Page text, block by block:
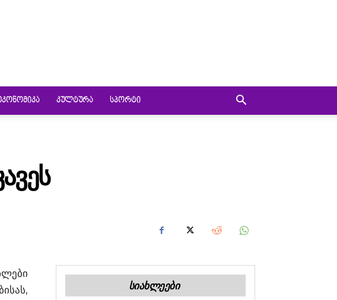
ᲙᲣᲚᲢᲣᲠᲐ ᲡᲞᲝᲠᲢᲘ
ᲡᲘᲐᲮᲚᲔᲔᲑᲘ